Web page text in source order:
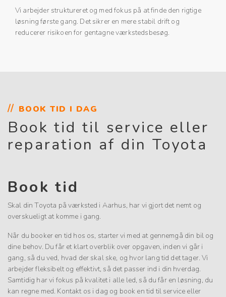
Vi arbejder struktureret og med fokus på at finde den rigtige
løsning første gang. Det sikrer en mere stabil drift og
reducerer risikoen for gentagne værkstedsbesøg.
BOOK TID I DAG
Book tid til service eller
reparation af din Toyota
Book tid
Skal din Toyota på værksted i Aarhus, har vi gjort det nemt og
overskueligt at komme i gang.
Når du booker en tid hos os, starter vi med at gennemgå din bil og
dine behov. Du får et klart overblik over opgaven, inden vi går i
gang, så du ved, hvad der skal ske, og hvor lang tid det tager. Vi
arbejder fleksibelt og effektivt, så det passer ind i din hverdag.
Samtidig har vi fokus på kvalitet i alle led, så du får en løsning, du
kan regne med. Kontakt os i dag og book en tid til service eller